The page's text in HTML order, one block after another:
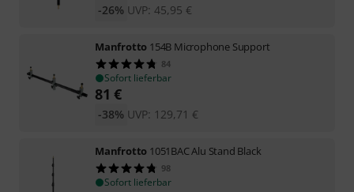
UVP: 45,95 €
-26%
Manfrotto 154B Microphone Support
84
Sofort lieferbar
81 €
UVP: 129,71 €
-38%
Manfrotto 1051BAC Alu Stand Black
98
Sofort lieferbar